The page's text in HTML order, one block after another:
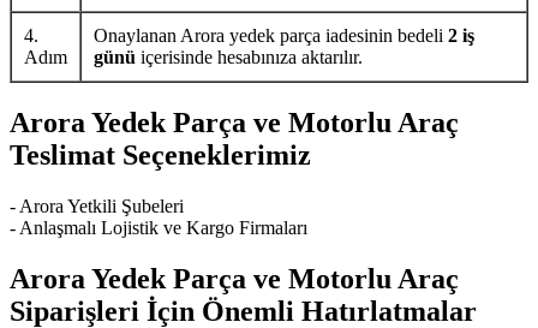
4.
Adım
Onaylanan Arora yedek parça iadesinin bedeli 2 iş
günü içerisinde hesabınıza aktarılır.
Arora Yedek Parça ve Motorlu Araç
Teslimat Seçeneklerimiz
- Arora Yetkili Şubeleri
- Anlaşmalı Lojistik ve Kargo Firmaları
Arora Yedek Parça ve Motorlu Araç
Siparişleri İçin Önemli Hatırlatmalar